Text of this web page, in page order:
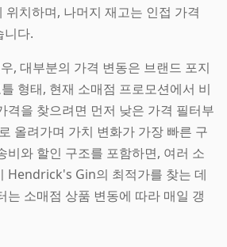
치하며, 나머지 재고는 인접 가격
니다.
, 대부분의 가격 변동은 브랜드 포지
형태, 현재 소매점 프로모션에서 비
격을 찾으려면 먼저 낮은 가격 필터부
올려가며 가치 변화가 가장 빠른 구
비와 할인 구조를 포함하면, 여러 소
Hendrick's Gin의 최적가를 찾는 데
는 소매점 상품 변동에 따라 매일 갱